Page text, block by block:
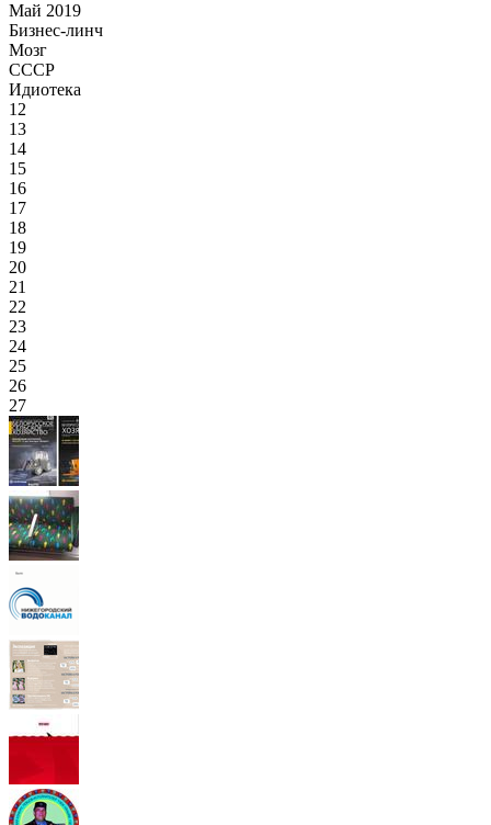
Май 2019
Бизнес-линч
Мозг
СССР
Идиотека
12
13
14
15
16
17
18
19
20
21
22
23
24
25
26
27